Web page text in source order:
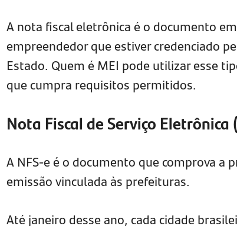
A nota fiscal eletrônica é o documento
empreendedor que estiver credenciado
Estado. Quem é MEI pode utilizar esse
que cumpra requisitos permitidos.
Nota Fiscal de Serviço Eletrônica
A NFS-e é o documento que comprova a
emissão vinculada às prefeituras.
Até janeiro desse ano, cada cidade